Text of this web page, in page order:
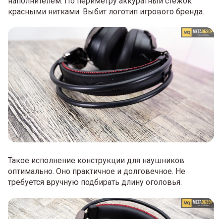
красными нитками. Выбит логотип игрового бренда.
Такое исполнение конструкции для наушников
оптимально. Оно практичное и долговечное. Не
требуется вручную подбирать длину оголовья.